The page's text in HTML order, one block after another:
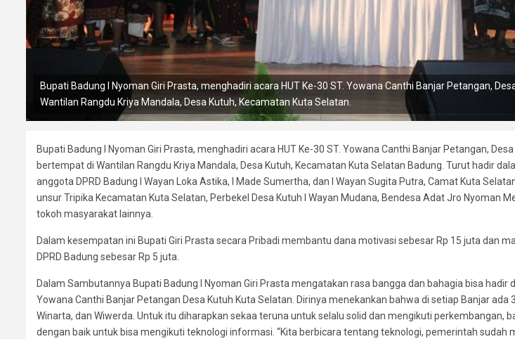
Bupati Badung I Nyoman Giri Prasta, menghadiri acara HUT Ke-30 ST. Yowana Canthi Banjar Petangan,
Wantilan Rangdu Kriya Mandala, Desa Kutuh, Kecamatan Kuta Selatan.
Bupati Badung I Nyoman Giri Prasta, menghadiri acara HUT Ke-30 ST. Yowana Canthi Banjar Petangan,
bertempat di Wantilan Rangdu Kriya Mandala, Desa Kutuh, Kecamatan Kuta Selatan Badung. Turut hadir
anggota DPRD Badung I Wayan Loka Astika, I Made Sumertha, dan I Wayan Sugita Putra, Camat Kuta
unsur Tripika Kecamatan Kuta Selatan, Perbekel Desa Kutuh I Wayan Mudana, Bendesa Adat Jro Nyoman
tokoh masyarakat lainnya.
Dalam kesempatan ini Bupati Giri Prasta secara Pribadi membantu dana motivasi sebesar Rp 15 juta dan
DPRD Badung sebesar Rp 5 juta.
Dalam Sambutannya Bupati Badung I Nyoman Giri Prasta mengatakan rasa bangga dan bahagia bisa hadir
Yowana Canthi Banjar Petangan Desa Kutuh Kuta Selatan. Dirinya menekankan bahwa di setiap Banjar ada
Winarta, dan Wiwerda. Untuk itu diharapkan sekaa teruna untuk selalu solid dan mengikuti perkembangan,
dengan baik untuk bisa mengikuti teknologi informasi. “Kita berbicara tentang teknologi, pemerintah sudah